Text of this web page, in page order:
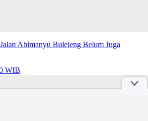
Abimanyu Buleleng Belum Juga
WIB